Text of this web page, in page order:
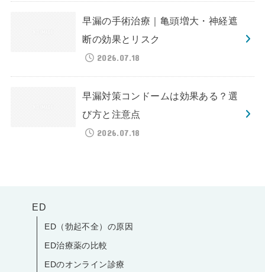
早漏の手術治療｜亀頭増大・神経遮
断の効果とリスク
2026.07.18
早漏対策コンドームは効果ある？選
び方と注意点
2026.07.18
ED
ED（勃起不全）の原因
ED治療薬の比較
EDのオンライン診療